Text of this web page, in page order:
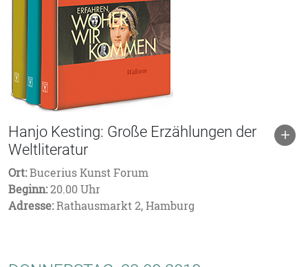
Hanjo Kesting: Große Erzählungen der
Weltliteratur
Ort:Bucerius Kunst Forum
Beginn:20.00 Uhr
Adresse:Rathausmarkt 2, Hamburg